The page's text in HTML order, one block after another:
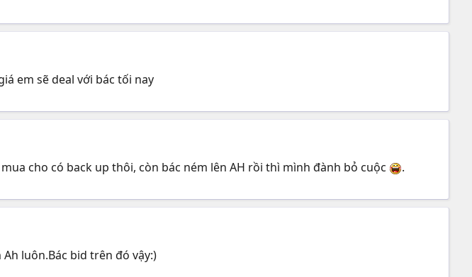
em sẽ deal với bác tối nay
cho có back up thôi, còn bác ném lên AH rồi thì mình đành bỏ cuộc .
luôn.Bác bid trên đó vậy:)